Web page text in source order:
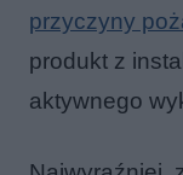
przyczyny
produkt z
aktywnego